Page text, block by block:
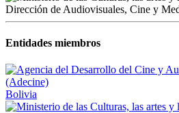
Entidades miembros
Bolivia